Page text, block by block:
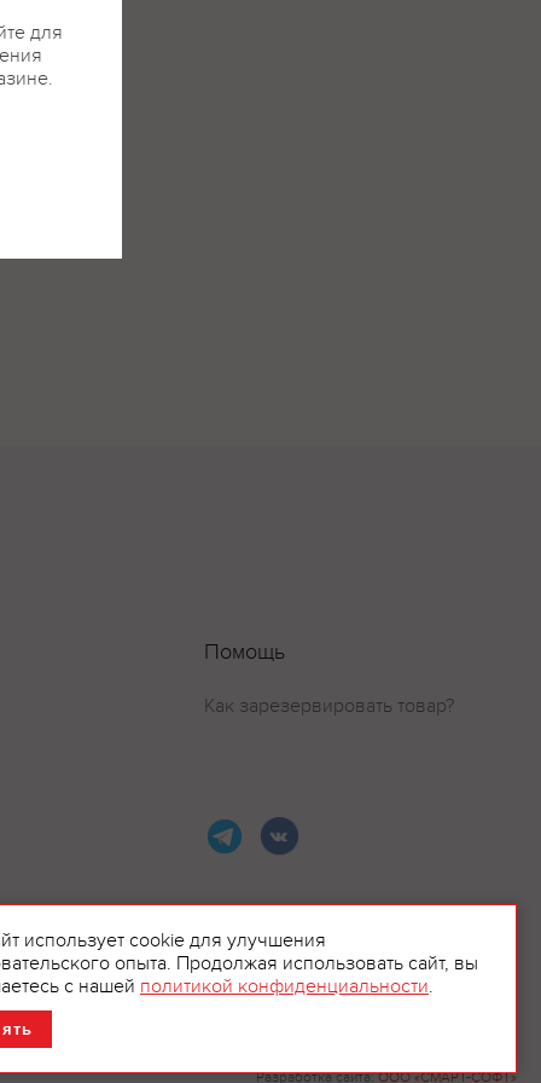
Разработка сайта:ООО «СМАРТ-СОФТ»
Помощь
Как зарезервировать товар?
использует cookie для улучшения
опыта. Продолжая использовать сайт, вы
с нашей политикой конфиденциальности.
для